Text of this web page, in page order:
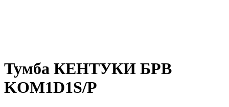
Тумба КЕНТУКИ БРВ
KOM1D1S/P